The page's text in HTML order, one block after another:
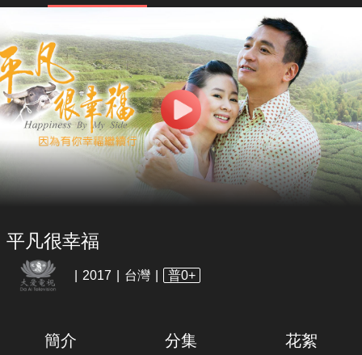
平凡很幸福
2017 台灣 普0+
簡介 分集 花絮